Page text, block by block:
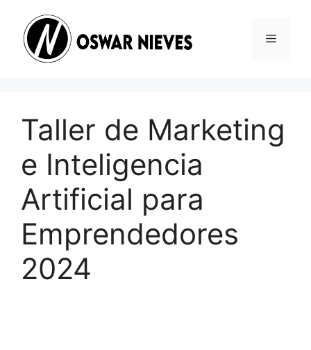
content
Menu
Taller de Marketing
e Inteligencia
Artificial para
Emprendedores
2024